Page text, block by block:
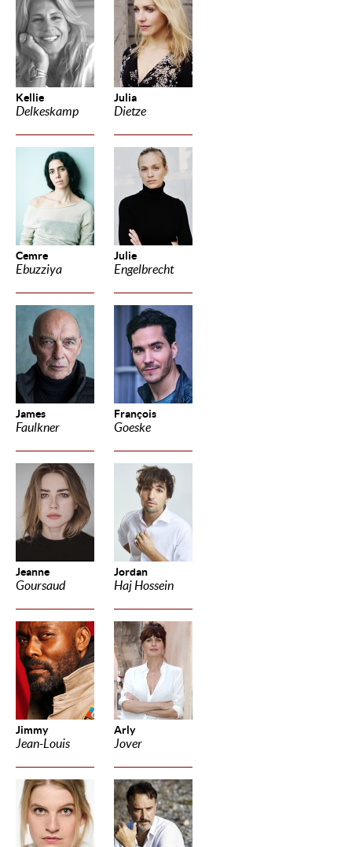
Kellie
Delkeskamp
Julia
Dietze
Cemre
Ebuzziya
Julie
Engelbrecht
James
Faulkner
François
Goeske
Jeanne
Goursaud
Jordan
Haj Hossein
Jimmy
Jean-Louis
Arly
Jover